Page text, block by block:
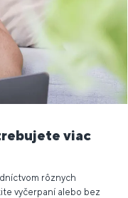
viac
rôznych
vyčerpaní alebo bez